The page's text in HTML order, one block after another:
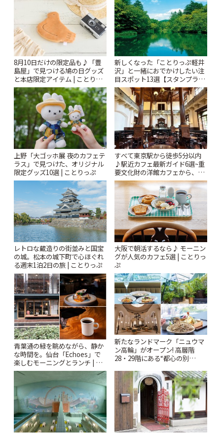
8月10日だけの限定品も♪「豊
島屋」で見つける鳩の日グッズ
と本店限定アイテム | ことりっ
ぷ
新しくなった「ことりっぷ軽井
沢」と一緒におでかけしたい注
目スポット13選【スタンプラリ
ー開催中】 | ことりっぷ
上野「大ゴッホ展 夜のカフェテ
ラス」で見つけた、オリジナル
限定グッズ10選 | ことりっぷ
すべて東京駅から徒歩5分以内
♪駅近カフェ最新ガイド6選~重
要文化財の洋館カフェから、改
札すぐのレトロ喫茶まで~ | こと
りっぷ
レトロな蔵造りの街並みと国宝
の城。松本の城下町で心ほぐれ
る週末1泊2日の旅 | ことりっぷ
大阪で朝活するなら♪ モーニン
グが人気のカフェ5選 | ことりっ
ぷ
青葉通の緑を眺めながら、静か
な時間を。仙台「Echoes」で
楽しむモーニングとランチ | こ
とりっぷ
新たなランドマーク「ニュウマ
ン高輪」がオープン! 高層階
28・29階にある“都心の別
とりっぷ